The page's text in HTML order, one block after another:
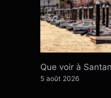
Que voir à
5 août 2026